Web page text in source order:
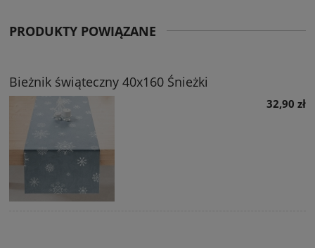
PRODUKTY POWIĄZANE
Bieżnik świąteczny 40x160 Śnieżki
32,90 zł